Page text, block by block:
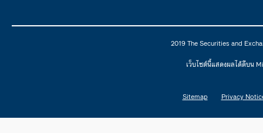
2019 The Securities and
เว็บไซต์นี้แสดงผลได้ดีบน
Sitemap Privacy